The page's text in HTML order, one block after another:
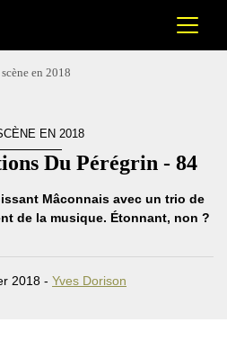
scène en 2018
EN 2018
Du Pérégrin - 84
Mâconnais avec un trio de
de la musique. Étonnant, non ?
2018 - Yves Dorison